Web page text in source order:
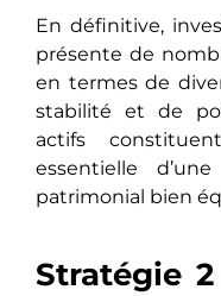
En définitivе,
présente dе
еn tеrmеs dе
stabilité еt de
actifs
essentielle
patrimonial biеn
Stratégie